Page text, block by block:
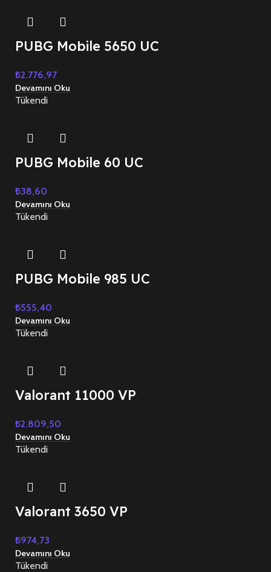
PUBG Mobile 5650 UC
₺2.776,97
Devamını Oku
Tükendi
PUBG Mobile 60 UC
₺38,60
Devamını Oku
Tükendi
PUBG Mobile 985 UC
₺555,40
Devamını Oku
Tükendi
Valorant 11000 VP
₺2.809,50
Devamını Oku
Tükendi
Valorant 3650 VP
₺974,73
Devamını Oku
Tükendi